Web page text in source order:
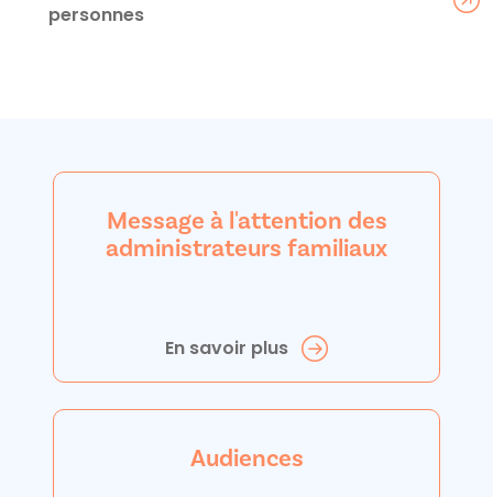
personnes
Message à l'attention des
administrateurs familiaux
En savoir plus
Audiences